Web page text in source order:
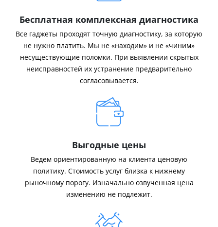
Бесплатная комплексная диагностика
Все гаджеты проходят точную диагностику, за которую
не нужно платить. Мы не «находим» и не «чиним»
несуществующие поломки. При выявлении скрытых
неисправностей их устранение предварительно
согласовывается.
Выгодные цены
Ведем ориентированную на клиента ценовую
политику. Стоимость услуг близка к нижнему
рыночному порогу. Изначально озвученная цена
изменению не подлежит.